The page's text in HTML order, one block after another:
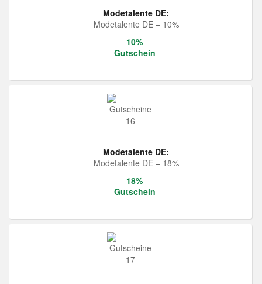
Modetalente DE:
Modetalente DE – 10%
10%
Gutschein
Modetalente DE:
Modetalente DE – 18%
18%
Gutschein